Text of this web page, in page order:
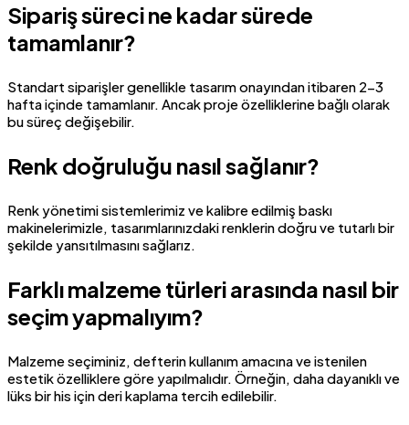
Sipariş süreci ne kadar sürede
tamamlanır?
Standart siparişler genellikle tasarım onayından itibaren 2-3
hafta içinde tamamlanır. Ancak proje özelliklerine bağlı olarak
bu süreç değişebilir.
Renk doğruluğu nasıl sağlanır?
Renk yönetimi sistemlerimiz ve kalibre edilmiş baskı
makinelerimizle, tasarımlarınızdaki renklerin doğru ve tutarlı bir
şekilde yansıtılmasını sağlarız.
Farklı malzeme türleri arasında nasıl bir
seçim yapmalıyım?
Malzeme seçiminiz, defterin kullanım amacına ve istenilen
estetik özelliklere göre yapılmalıdır. Örneğin, daha dayanıklı ve
lüks bir his için deri kaplama tercih edilebilir.